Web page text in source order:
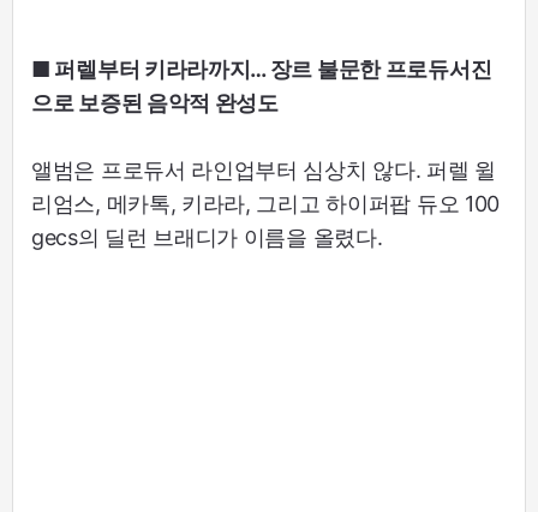
■ 퍼렐부터 키라라까지… 장르 불문한 프로듀서진
으로 보증된 음악적 완성도
앨범은 프로듀서 라인업부터 심상치 않다. 퍼렐 윌
리엄스, 메카톡, 키라라, 그리고 하이퍼팝 듀오 100
gecs의 딜런 브래디가 이름을 올렸다.